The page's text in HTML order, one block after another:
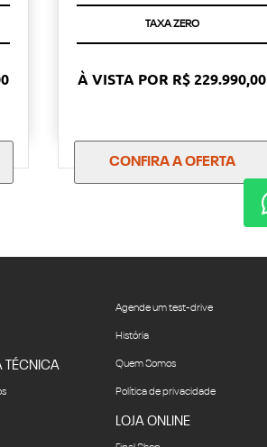
TAXA ZERO
À VISTA POR R$ 229.990,00
CONFIRA A OFERTA
TÉCNICA
Agende um test-drive
História
Quem Somos
Política de privacidade
LOJA ONLINE